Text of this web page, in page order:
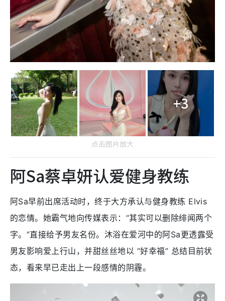
+3
点击图片放大
阿Sa蔡卓妍认爱健身教练
阿Sa早前出席活动时，终于大方承认与健身教练 Elvis
的恋情。她霸气地向传媒表示：“其实可以删除绯闻两个
字。”直接给予男友名份。 沐浴在爱河中的阿Sa更透露受
男友影响爱上行山，并甜丝丝地以 “好幸福” 总结目前状
态，看来早已走出上一段感情的阴霾。